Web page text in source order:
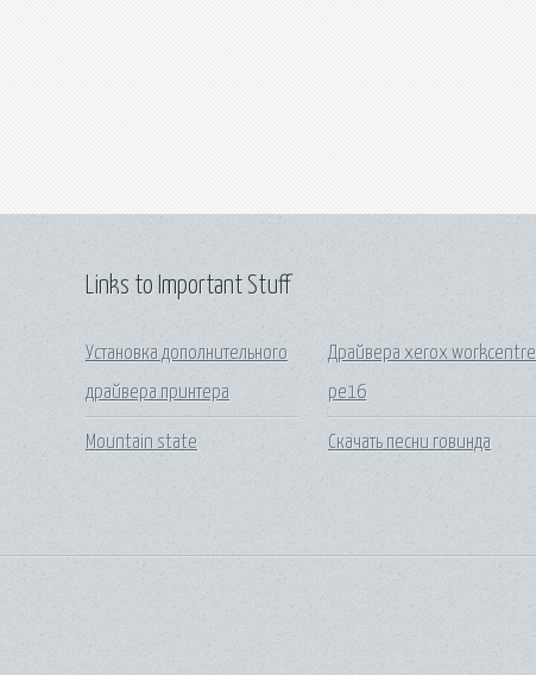
Links to Important Stuff
Установка дополнительного
драйвера принтера
Mountain state
Драйвера xerox workcentre
pe16
Скачать песни говинда